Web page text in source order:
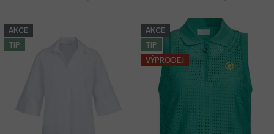
AKCE
TIP
AKCE
TIP
VÝPRODEJ